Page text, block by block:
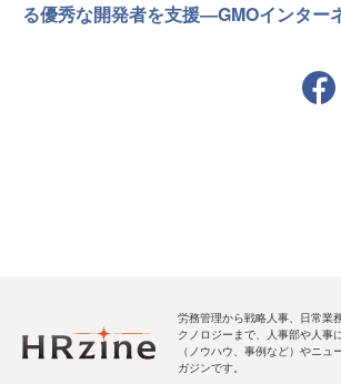
る優秀な開発者を支援―GMOインター
労務管理から戦略人事、日常業
クノロジーまで、人事部や人事
（ノウハウ、事例など）やニ
ガジンです。